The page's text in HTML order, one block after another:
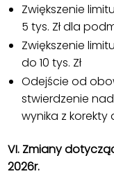
Zwiększenie
5 tys. Zł dla
Zwiększenie
do 10 tys. Zł
Odejście od
stwierdzenie
wynika z korekty
VI. Zmiany
2026r.